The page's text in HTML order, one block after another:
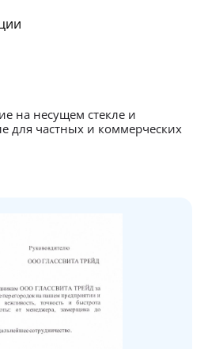
на несущем стекле и
для частных и коммерческих